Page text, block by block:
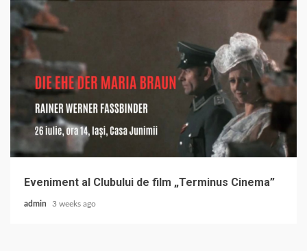
Eveniment al Clubului de film „Terminus Cinema”
admin 3 weeks ago